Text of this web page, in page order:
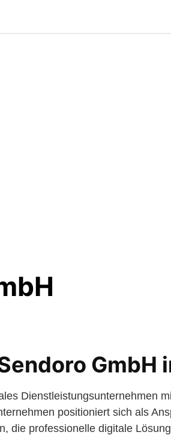
GmbH
Dienstleistungsunternehmen
positioniert sich als
die professionelle digitale